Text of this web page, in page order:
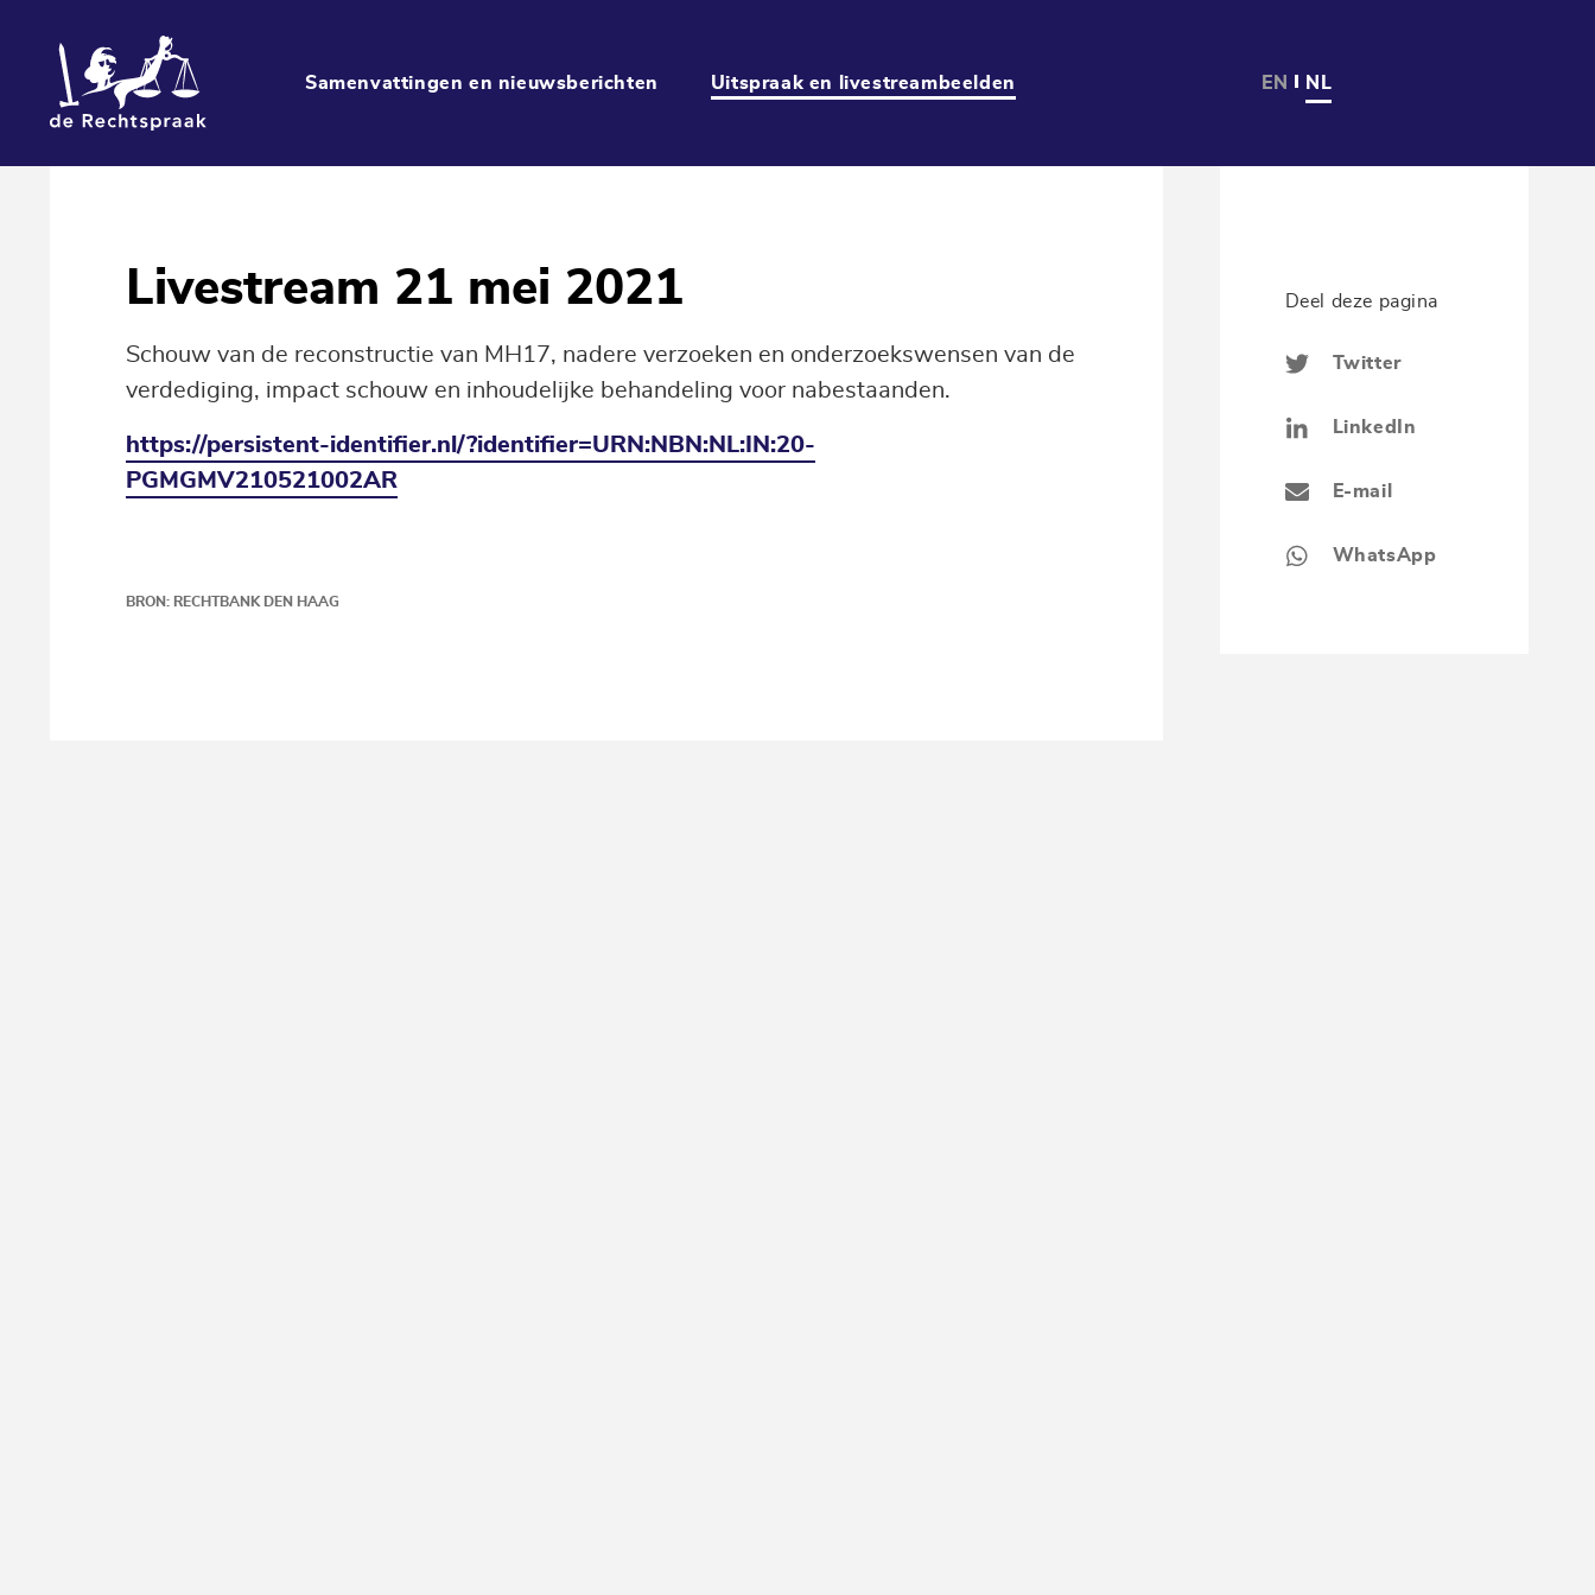
Samenvattingen en nieuwsberichten Uitspraak en livestreambeelden EN NL
Livestream 21 mei 2021
Schouw van de reconstructie van MH17, nadere verzoeken en onderzoekswensen van de
verdediging, impact schouw en inhoudelijke behandeling voor nabestaanden.
https://persistent-identifier.nl/?identifier=URN:NBN:NL:IN:20-
PGMGMV210521002AR
BRON: RECHTBANK DEN HAAG
Deel deze pagina
Twitter
LinkedIn
E-mail
WhatsApp